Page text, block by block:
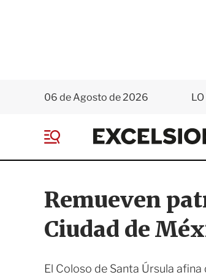
06 de Agosto de 2026
e
Remueven
Ciudad de
El Coloso de Santa Úrsula